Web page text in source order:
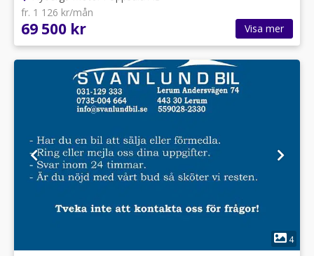
fr. 1 126 kr/mån
69 500 kr Visa mer
4